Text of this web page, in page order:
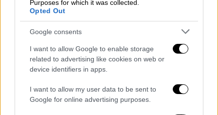
Purposes for which it was collected.
Opted Out
Google consents
I want to allow Google to enable storage
related to advertising like cookies on web or
device identifiers in apps.
I want to allow my user data to be sent to
Google for online advertising purposes.
Αθλητισμός|05.08.2026 13:15
Conference League: Θέλει το βήμα
πρόκρισης για τα playoffs ο
Παναθηναϊκός κόντρα στην ΤΣΣΚΑ 1948
Στις 21:30 έχει οριστεί η σέντρα στο ΟΑΚΑ
Conference League